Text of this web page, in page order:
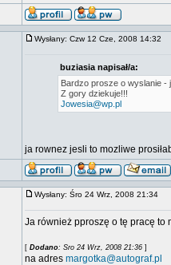
Wysłany: Czw 12 Cze, 2008 14:32
buziasia napisał/a:
Bardzo prosze o wyslanie -
Z gory dziekuje!!!
Jowesia@wp.pl
ja rownez jesli to mozliwe
Wysłany: Śro 24 Wrz, 2008 21:34
Ja również pproszę o tę pracę to
[ Dodano: Sro 24 Wrz, 2008 21:36 ]
na adres margotka@autograf.pl